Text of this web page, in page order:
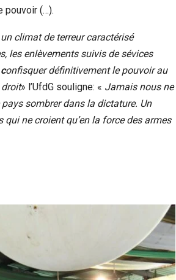
pouvoir (…).
un climat de terreur caractérisé
les enlèvements suivis de sévices
onfisquer définitivement le pouvoir au
droit» l’UfdG souligne: « Jamais nous ne
sombrer dans la dictature. Un
ne croient qu’en la force des armes